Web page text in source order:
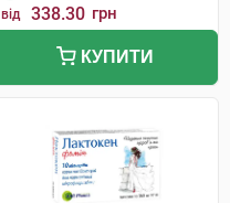
від 338.30 грн
КУПИТИ